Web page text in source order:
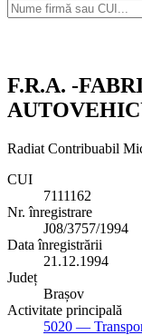
F.R.A. -
Radiat Contribuabil
CUI
7111162
Nr. înregistrare
J08/3757/1994
Data înregistrării
21.12.1994
Județ
Brașov
Activitate principală
5020 —